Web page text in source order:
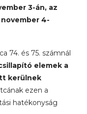
3-án, az
4-
74. és 75. számnál
elemek a
kerülnek
ezen a
hatékonyság